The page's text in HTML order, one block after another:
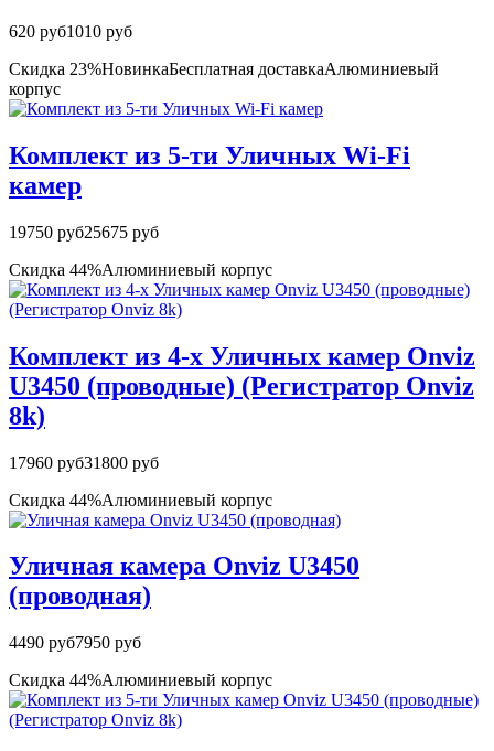
620 руб1010 руб
Скидка 23%НовинкаБесплатная доставкаАлюминиевый
корпус
Комплект из 5-ти Уличных Wi-Fi
камер
19750 руб25675 руб
Скидка 44%Алюминиевый корпус
Комплект из 4-х Уличных камер Onviz
U3450 (проводные) (Регистратор Onviz
8k)
17960 руб31800 руб
Скидка 44%Алюминиевый корпус
Уличная камера Onviz U3450
(проводная)
4490 руб7950 руб
Скидка 44%Алюминиевый корпус